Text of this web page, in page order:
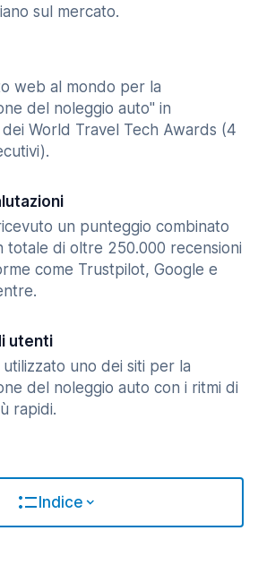
sul mercato.
web al mondo per la
del noleggio auto" in
World Travel Tech Awards (4
un punteggio combinato
totale di oltre 250.000 recensioni
come Trustpilot, Google e
utenti
utilizzato uno dei siti per la
del noleggio auto con i ritmi di
rapidi.
Indice